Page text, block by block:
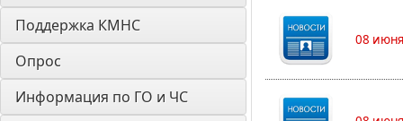
Поддержка КМНС
Опрос
Информация по ГО и ЧС
08